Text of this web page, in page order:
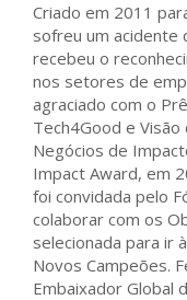
Criado em 2011
sofreu um acidente
recebeu o
nos setores de
agraciado com o
Tech4Good e
Negócios de
Impact Award, em
foi convidada pelo
colaborar com os
selecionada para ir
Novos Campeões.
Embaixador Global